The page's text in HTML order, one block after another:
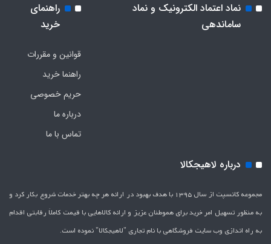
نماد اعتماد الکترونیک و نماد
ساماندهی
راهنمای
خرید
قوانین و مقررات
راهنما خرید
حریم خصوصی
درباره ما
تماس با ما
درباره لاهیجکالا
مجموعه کانسپت از سال 1395 با هدف بهبود در ارائه هر چه بهتر خدمات شروع بکار کرد و
به منظور تسهیل امر خرید برای هموطنان عزیز و ارائه کالاهایی با قیمت کاملاَ رقابتی اقدام
به راه اندازی وب سایت فروشگاهی با نام تجاری "لاهیج­کالا" نموده است.